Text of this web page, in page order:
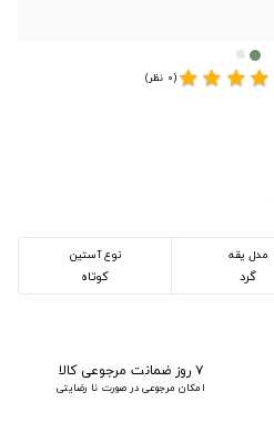
star
star
star
star(0 نظر)
مدل یقه
گرد
نوع آستین
کوتاه
۷ روز ضمانت مرجوعی کالا
امکان مرجوعی در صورت نا رضایتی